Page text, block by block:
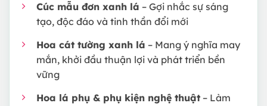
Cúc mẫu đơn xanh lá – Gợi nhắc sự sáng
tạo, độc đáo và tinh thần đổi mới
Hoa cát tường xanh lá – Mang ý nghĩa may
mắn, khởi đầu thuận lợi và phát triển bền
vững
Hoa lá phụ & phụ kiện nghệ thuật – Làm